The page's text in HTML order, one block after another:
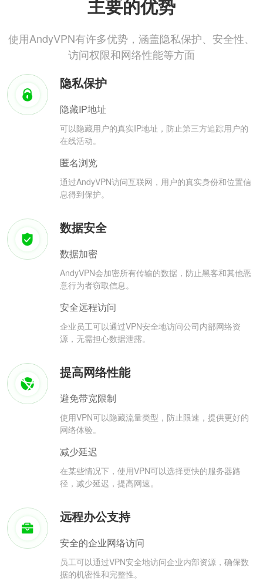
主要的优势
使用AndyVPN有许多优势，涵盖隐私保护、安全性、
访问权限和网络性能等方面
隐私保护
隐藏IP地址
可以隐藏用户的真实IP地址，防止第三方追踪用户的
在线活动。
匿名浏览
通过AndyVPN访问互联网，用户的真实身份和位置信
息得到保护。
数据安全
数据加密
AndyVPN会加密所有传输的数据，防止黑客和其他恶
意行为者窃取信息。
安全远程访问
企业员工可以通过VPN安全地访问公司内部网络资
源，无需担心数据泄露。
提高网络性能
避免带宽限制
使用VPN可以隐藏流量类型，防止限速，提供更好的
网络体验。
减少延迟
在某些情况下，使用VPN可以选择更快的服务器路
径，减少延迟，提高网速。
远程办公支持
安全的企业网络访问
员工可以通过VPN安全地访问企业内部资源，确保数
据的机密性和完整性。